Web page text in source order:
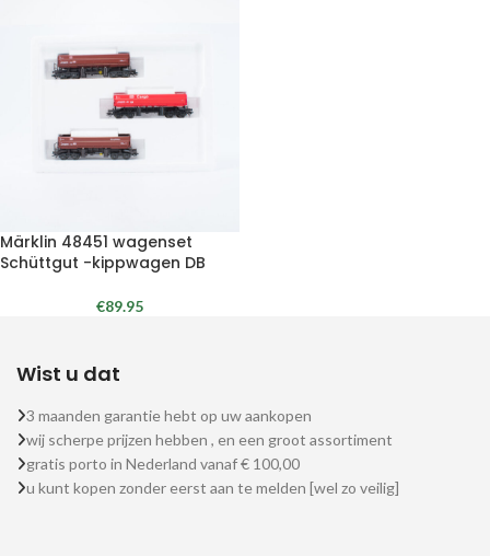
Märklin 48451 wagenset
Schüttgut -kippwagen DB
€89.95
Wist u dat
3 maanden garantie hebt op uw aankopen
wij scherpe prijzen hebben , en een groot assortiment
gratis porto in Nederland vanaf € 100,00
u kunt kopen zonder eerst aan te melden [wel zo veilig]